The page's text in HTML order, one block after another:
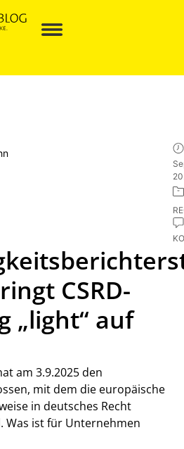
CSRD-
„light“ auf
am 3.9.2025 den
mit dem die europäische
in deutsches Recht
Was ist für Unternehmen